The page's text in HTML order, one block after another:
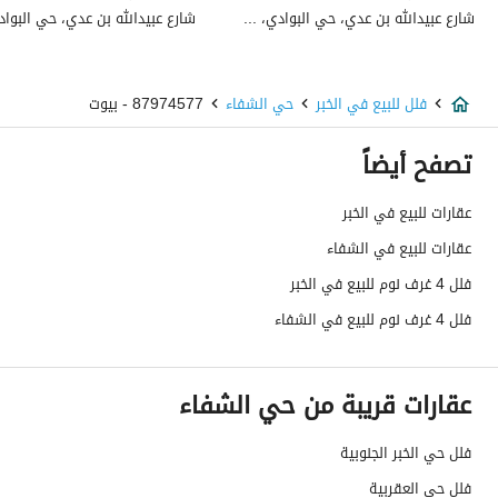
هاتف
نعم
تفاصيل اضافية
عمر العقار
عرض الشارع
رقم المخطط
واجهة العقار
جنوبية
حدود واطوال العقار
شارع عبيدالله بن عدي، حي البوادي، شمال جدة، جدة
فلل للبيع في الخبر حي الشفاء 87974577 - بيوت
تصفح أيضاً
عقارات للبيع في الخبر
عقارات للبيع في الشفاء
فلل 4 غرف نوم للبيع في الخبر
فلل 4 غرف نوم للبيع في الشفاء
عقارات قريبة من حي الشفاء
فلل حي الخبر الجنوبية
فلل حي العقربية